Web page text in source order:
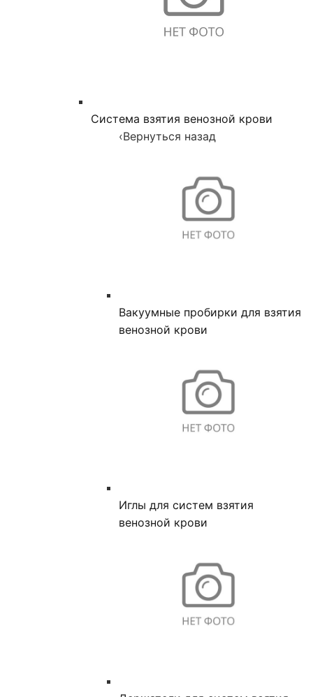
Система взятия венозной крови
‹Вернуться назад
Вакуумные пробирки для взятия
венозной крови
Иглы для систем взятия
венозной крови